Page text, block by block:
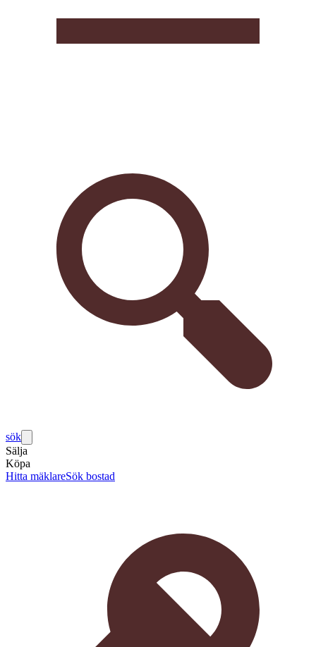
sök
Sälja
Köpa
Hitta mäklareSök bostad